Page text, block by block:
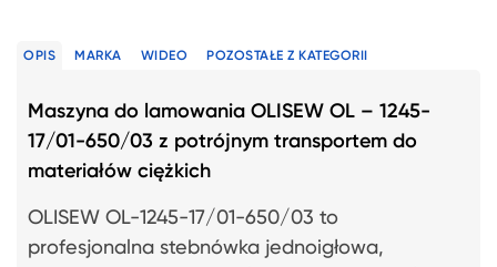
OPIS MARKA WIDEO POZOSTAŁE Z KATEGORII
Maszyna do lamowania OLISEW OL – 1245-
17/01-650/03 z potrójnym transportem do
materiałów ciężkich
OLISEW OL-1245-17/01-650/03 to
profesjonalna stebnówka jednoigłowa,